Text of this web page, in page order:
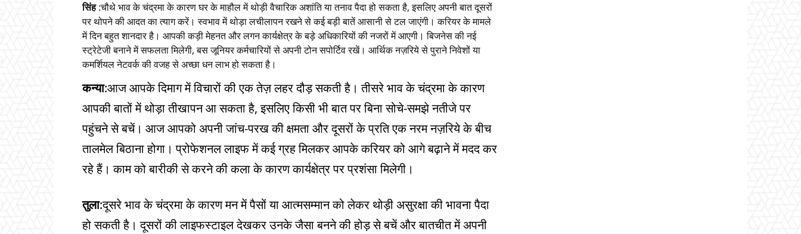
सिंह:चौथे भाव के चंद्रमा के कारण घर के माहौल में थोड़ी वैचारिक अशांति या तनाव पैदा हो सकता है, इसलिए अपनी बात दूसरों
पर थोपने की आदत का त्याग करें। स्वभाव में थोड़ा लचीलापन रखने से कई बड़ी बातें आसानी से टल जाएंगी। करियर के मामले
में दिन बहुत शानदार है। आपकी कड़ी मेहनत और लगन कार्यक्षेत्र के बड़े अधिकारियों की नजरों में आएगी। बिजनेस की नई
स्ट्रेटेजी बनाने में सफलता मिलेगी, बस जूनियर कर्मचारियों से अपनी टोन सपोर्टिव रखें। आर्थिक नज़रिये से पुराने निवेशों या
कमर्शियल नेटवर्क की वजह से अच्छा धन लाभ हो सकता है।
कन्या:आज आपके दिमाग में विचारों की एक तेज़ लहर दौड़ सकती है। तीसरे भाव के चंद्रमा के कारण
आपकी बातों में थोड़ा तीखापन आ सकता है, इसलिए किसी भी बात पर बिना सोचे-समझे नतीजे पर
पहुंचने से बचें। आज आपको अपनी जांच-परख की क्षमता और दूसरों के प्रति एक नरम नज़रिये के बीच
तालमेल बिठाना होगा। प्रोफेशनल लाइफ में कई ग्रह मिलकर आपके करियर को आगे बढ़ाने में मदद कर
रहे हैं। काम को बारीकी से करने की कला के कारण कार्यक्षेत्र पर प्रशंसा मिलेगी।
तुला:दूसरे भाव के चंद्रमा के कारण मन में पैसों या आत्मसम्मान को लेकर थोड़ी असुरक्षा की भावना पैदा
हो सकती है। दूसरों की लाइफस्टाइल देखकर उनके जैसा बनने की होड़ से बचें और बातचीत में अपनी